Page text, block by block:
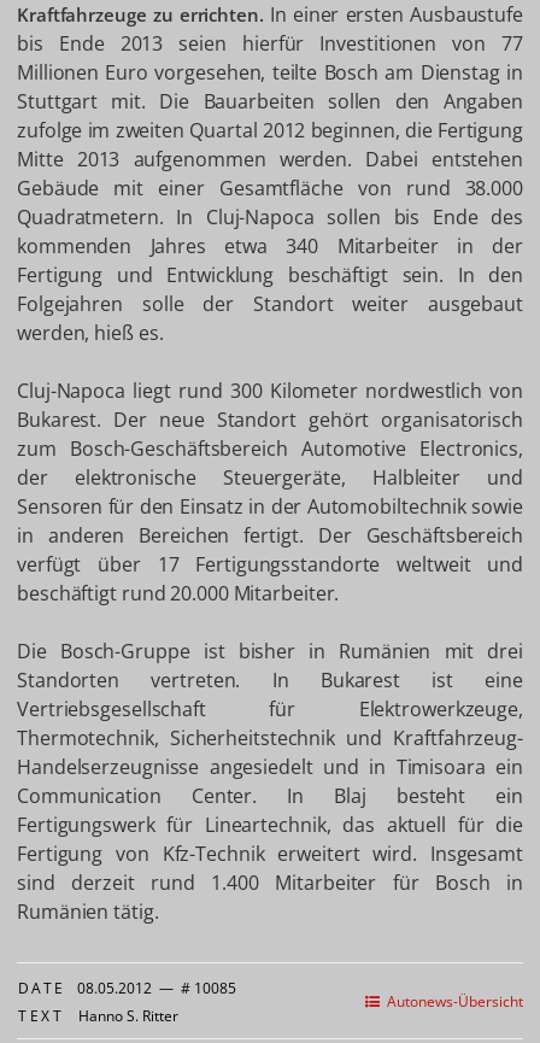
Kraftfahrzeuge zu errichten. In einer ersten Ausbaustufe
bis Ende 2013 seien hierfür Investitionen von 77
Millionen Euro vorgesehen, teilte Bosch am Dienstag in
Stuttgart mit. Die Bauarbeiten sollen den Angaben
zufolge im zweiten Quartal 2012 beginnen, die Fertigung
Mitte 2013 aufgenommen werden. Dabei entstehen
Gebäude mit einer Gesamtfläche von rund 38.000
Quadratmetern. In Cluj-Napoca sollen bis Ende des
kommenden Jahres etwa 340 Mitarbeiter in der
Fertigung und Entwicklung beschäftigt sein. In den
Folgejahren solle der Standort weiter ausgebaut
werden, hieß es.
Cluj-Napoca liegt rund 300 Kilometer nordwestlich von
Bukarest. Der neue Standort gehört organisatorisch
zum Bosch-Geschäftsbereich Automotive Electronics,
der elektronische Steuergeräte, Halbleiter und
Sensoren für den Einsatz in der Automobiltechnik sowie
in anderen Bereichen fertigt. Der Geschäftsbereich
verfügt über 17 Fertigungsstandorte weltweit und
beschäftigt rund 20.000 Mitarbeiter.
Die Bosch-Gruppe ist bisher in Rumänien mit drei
Standorten vertreten. In Bukarest ist eine
Vertriebsgesellschaft für Elektrowerkzeuge,
Thermotechnik, Sicherheitstechnik und Kraftfahrzeug-
Handelserzeugnisse angesiedelt und in Timisoara ein
Communication Center. In Blaj besteht ein
Fertigungswerk für Lineartechnik, das aktuell für die
Fertigung von Kfz-Technik erweitert wird. Insgesamt
sind derzeit rund 1.400 Mitarbeiter für Bosch in
Rumänien tätig.
Autonews-Übersicht
DATE 08.05.2012 — # 10085
TEXT Hanno S. Ritter